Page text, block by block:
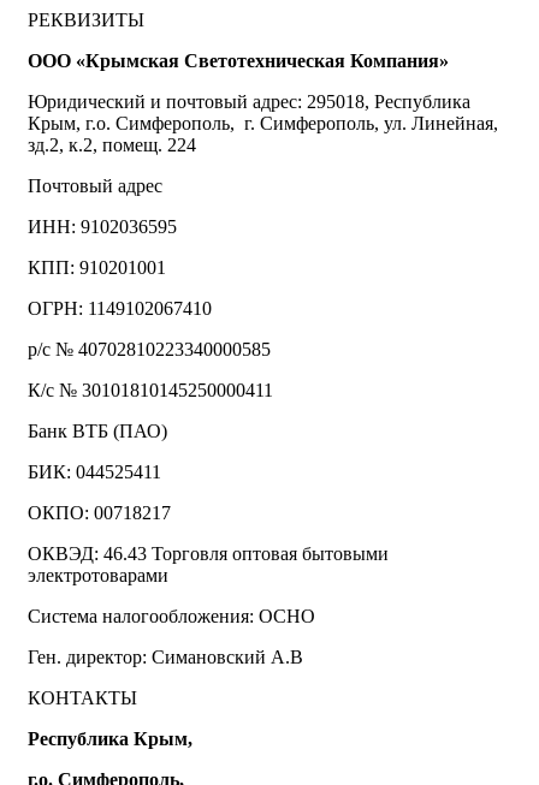
РЕКВИЗИТЫ
ООО «Крымская Светотехническая Компания»
Юридический и почтовый адрес: 295018, Республика
Крым, г.о. Симферополь, г. Симферополь, ул. Линейная,
зд.2, к.2, помещ. 224
Почтовый адрес
ИНН: 9102036595
КПП: 910201001
ОГРН: 1149102067410
р/с № 40702810223340000585
К/с № 30101810145250000411
Банк ВТБ (ПАО)
БИК: 044525411
ОКПО: 00718217
ОКВЭД: 46.43 Торговля оптовая бытовыми
электротоварами
Система налогообложения: ОСНО
Ген. директор: Симановский А.В
КОНТАКТЫ
Республика Крым,
г.о. Симферополь,